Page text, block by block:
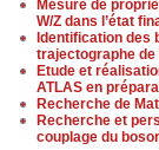
Mesure de
W/Z dans l’état
Identification des
trajectographe de
Etude et
ATLAS en
Recherche de
Recherche et
couplage du